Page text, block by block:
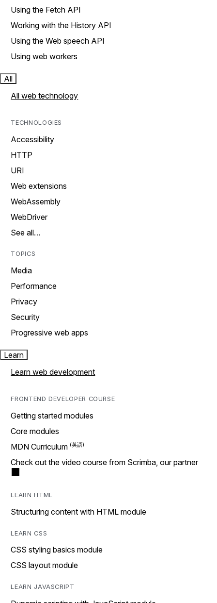
Using the Fetch API
Working with the History API
Using the Web speech API
Using web workers
All
All web technology
TECHNOLOGIES
Accessibility
HTTP
URI
Web extensions
WebAssembly
WebDriver
See all…
TOPICS
Media
Performance
Privacy
Security
Progressive web apps
Learn
Learn web development
FRONTEND DEVELOPER COURSE
Getting started modules
Core modules
MDN Curriculum
Check out the video course from Scrimba, our partner
LEARN HTML
Structuring content with HTML module
LEARN CSS
CSS styling basics module
CSS layout module
LEARN JAVASCRIPT